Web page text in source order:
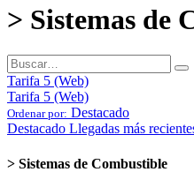
> Sistemas de
Tarifa 5 (Web)
Tarifa 5 (Web)
Ordenar por: Destacado
Destacado Llegadas más
> Sistemas de Combustible